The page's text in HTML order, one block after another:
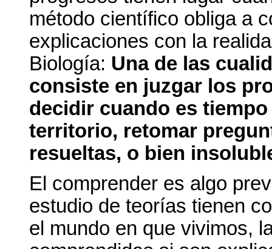
método científico obliga a
explicaciones con la
Biología: Una de las
consiste en juzgar los
decidir cuando es
territorio, retomar
resueltas, o bien
El comprender es algo
estudio de teorías tienen
el mundo en que vivimos,